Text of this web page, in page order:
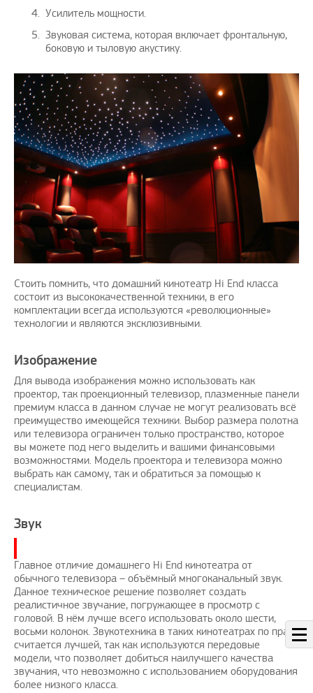
Усилитель мощности.
Звуковая система, которая включает фронтальную,
боковую и тыловую акустику.
Стоить помнить, что домашний кинотеатр Hi End класса
состоит из высококачественной техники, в его
комплектации всегда используются «революционные»
технологии и являются эксклюзивными.
Изображение
Для вывода изображения можно использовать как
проектор, так проекционный телевизор, плазменные панели
премиум класса в данном случае не могут реализовать всё
преимущество имеющейся техники. Выбор размера полотна
или телевизора ограничен только пространство, которое
вы можете под него выделить и вашими финансовыми
возможностями. Модель проектора и телевизора можно
выбрать как самому, так и обратиться за помощью к
специалистам.
Звук
Главное отличие домашнего Hi End кинотеатра от
обычного телевизора – объёмный многоканальный звук.
Данное техническое решение позволяет создать
реалистичное звучание, погружающее в просмотр с
головой. В нём лучше всего использовать около шести,
восьми колонок. Звукотехника в таких кинотеатрах по праву
считается лучшей, так как используются передовые
модели, что позволяет добиться наилучшего качества
звучания, что невозможно с использованием оборудования
более низкого класса.